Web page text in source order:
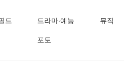
드 드라마·예능
뮤직
포토